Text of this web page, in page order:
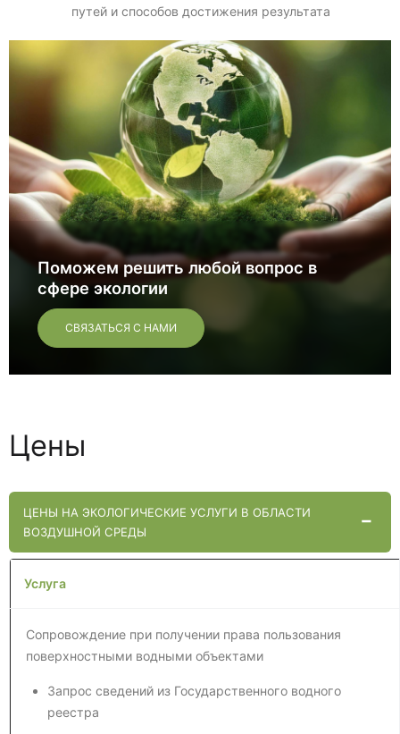
Поможем решить любой вопрос в
сфере экологии
СВЯЗАТЬСЯ С НАМИ
путей и способов достижения результата
Цены
ЦЕНЫ НА ЭКОЛОГИЧЕСКИЕ УСЛУГИ В ОБЛАСТИ
ВОЗДУШНОЙ СРЕДЫ
Услуга
Сопровождение при получении права пользования
поверхностными водными объектами
Запрос сведений из Государственного водного
реестра